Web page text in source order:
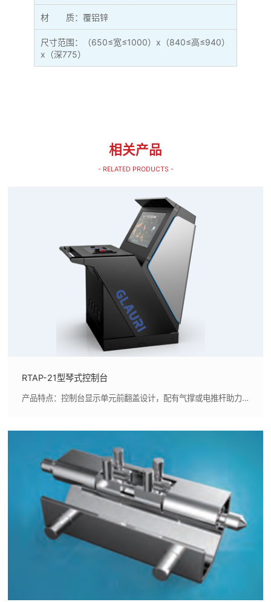
材 质：覆铝锌
尺寸范围：（650≤宽≤1000）x（840≤高≤940）
x（深775）
相关产品
- RELATED PRODUCTS -
RTAP-21型琴式控制台
产品特点：控制台显示单元前翻盖设计，配有气撑或电推杆助力机构，体现控制台高端品质及人性化,折叠式遮光罩，可满足不同工况的遮光要求